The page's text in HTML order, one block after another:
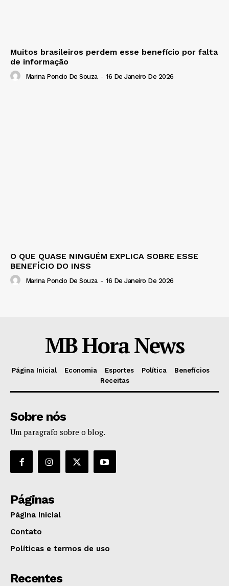
Muitos brasileiros perdem esse benefício por falta
de informação
Marina Poncio De Souza - 16 De Janeiro De 2026
O QUE QUASE NINGUÉM EXPLICA SOBRE ESSE
BENEFÍCIO DO INSS
Marina Poncio De Souza - 16 De Janeiro De 2026
MB Hora News
Página Inicial Economia Esportes Política
Benefícios
Receitas
Sobre nós
Um paragrafo sobre o blog.
Páginas
Página Inicial
Contato
Políticas e termos de uso
Recentes